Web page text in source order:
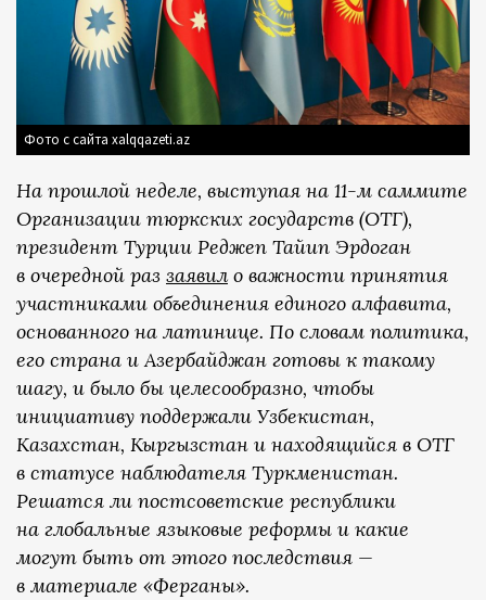
Фото с сайта xalqqazeti.az
На прошлой неделе, выступая на 11-м саммите
Организации тюркских государств (ОТГ),
президент Турции Реджеп Тайип Эрдоган
в очередной раз заявило важности принятия
участниками объединения единого алфавита,
основанного на латинице. По словам политика,
его страна и Азербайджан готовы к такому
шагу, и было бы целесообразно, чтобы
инициативу поддержали Узбекистан,
Казахстан, Кыргызстан и находящийся в ОТГ
в статусе наблюдателя Туркменистан.
Решатся ли постсоветские республики
на глобальные языковые реформы и какие
могут быть от этого последствия —
в материале «Ферганы».